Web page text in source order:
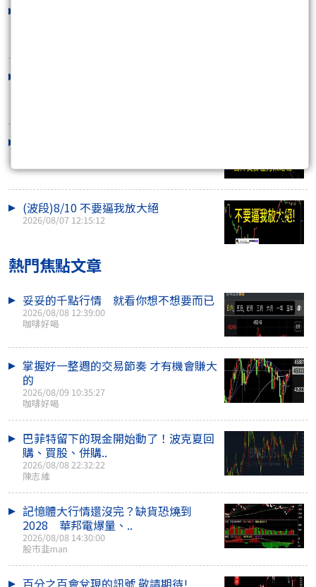
(波段)8/10 不要逼我放大絕
2026/08/07 12:15:12
熱門焦點文章
妥妥的千點行情 就看你想不想要而已
2026/08/08 12:39:00
咖啡好喝
掌握好一整週的交易節奏 才有機會賺大
的
2026/08/09 10:35:27
咖啡好喝
巴菲特留下的現金開始動了！波克夏回
購、買股、併購..
2026/08/08 22:32:22
陳志維
記憶體大行情還沒完？缺貨恐燒到
2028 華邦電爆量、..
2026/08/08 14:30:00
股市韭man